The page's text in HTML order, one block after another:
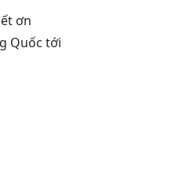
ơn
Quốc tới